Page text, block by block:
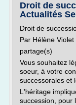
Droit de
Actualités
Droit de
Par Hélène
partage(s)
Vous souhaitez
soeur, à votre
successorales et
L'héritage
succession, pour